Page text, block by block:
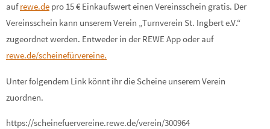
aufrewe.de pro 15 € Einkaufswert einen Vereinsschein gratis. Der
Vereinsschein kann unserem Verein „Turnverein St. Ingbert e.V.“
zugeordnet werden. Entweder in der REWE App oder auf
rewe.de/scheinefürvereine.
Unter folgendem Link könnt ihr die Scheine unserem Verein
zuordnen.
https://scheinefuervereine.rewe.de/verein/300964